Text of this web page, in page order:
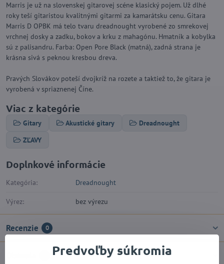
Marris je už na slovenskej gitarovej scéne klasický pojem. Už dlhé
roky teší gitaristou kvalitnými gitarmi za kamarátsku cenu. Gitara
Marris D OPBK má telo tvaru dreadnought vyrobené zo smrekovej
vrchnej dosky a zadku, bokov a krku z mahagónu. Hmatník a kobylka
sú z palisandru. Farba: Open Pore Black (matná), zadná strana je
krásna sivá s peknou kresbou dreva.
Pravých Slovákov poteší dvojkríž na rozete a taktiež to, že gitara je
vyrobená v spriaznenej Číne.
Viac z kategórie
Gitary Akustické gitary
Dreadnought
ZĽAVY
Doplnkové informácie
Kategória: Dreadnought
Výrez: bez výrezu
Recenzie 0
Predvoľby súkromia